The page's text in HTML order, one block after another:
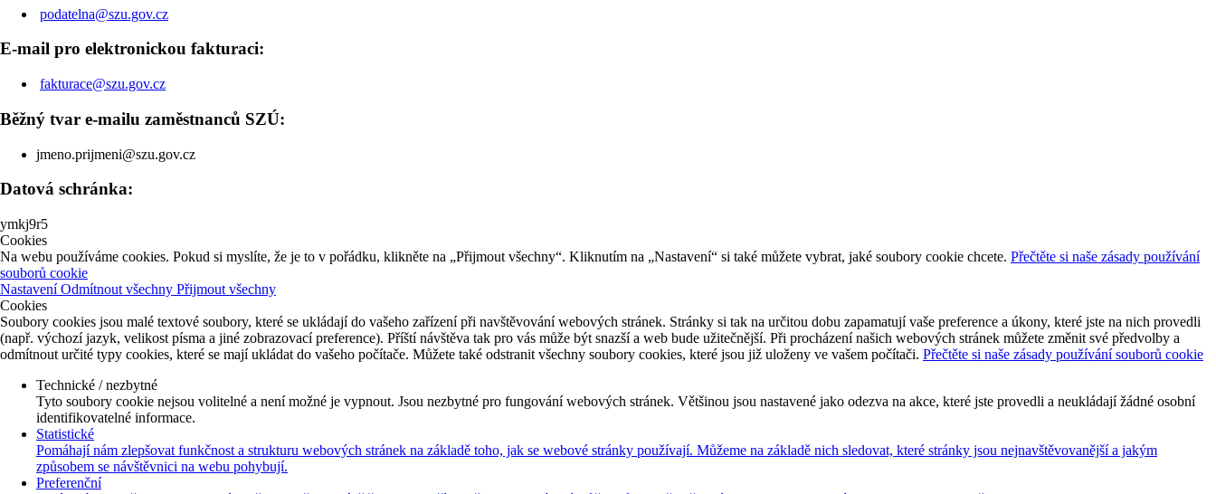
podatelna@szu.gov.cz
E-mail pro elektronickou fakturaci:
fakturace@szu.gov.cz
Běžný tvar e-mailu zaměstnanců SZÚ:
jmeno.prijmeni@szu.gov.cz
Datová schránka:
ymkj9r5
Cookies
Na webu používáme cookies. Pokud si myslíte, že je to v pořádku, klikněte na „Přijmout všechny“. Kliknutím na „Nastavení“ si také můžete vybrat, jaké soubory cookie chcete. Přečtěte si naše zásady používání
souborů cookie
NastaveníOdmítnout všechny Přijmout všechny
Cookies
Soubory cookies jsou malé textové soubory, které se ukládají do vašeho zařízení při navštěvování webových stránek. Stránky si tak na určitou dobu zapamatují vaše preference a úkony, které jste na nich provedli
(např. výchozí jazyk, velikost písma a jiné zobrazovací preference). Příští návštěva tak pro vás může být snazší a web bude užitečnější. Při procházení našich webových stránek můžete změnit své předvolby a
odmítnout určité typy cookies, které se mají ukládat do vašeho počítače. Můžete také odstranit všechny soubory cookies, které jsou již uloženy ve vašem počítači. Přečtěte si naše zásady používání souborů cookie
Technické / nezbytné
Tyto soubory cookie nejsou volitelné a není možné je vypnout. Jsou nezbytné pro fungování webových stránek. Většinou jsou nastavené jako odezva na akce, které jste provedli a neukládají žádné osobní
identifikovatelné informace.
Statistické
Pomáhají nám zlepšovat funkčnost a strukturu webových stránek na základě toho, jak se webové stránky používají. Můžeme na základě nich sledovat, které stránky jsou nejnavštěvovanější a jakým
způsobem se návštěvnici na webu pohybují.
Preferenční